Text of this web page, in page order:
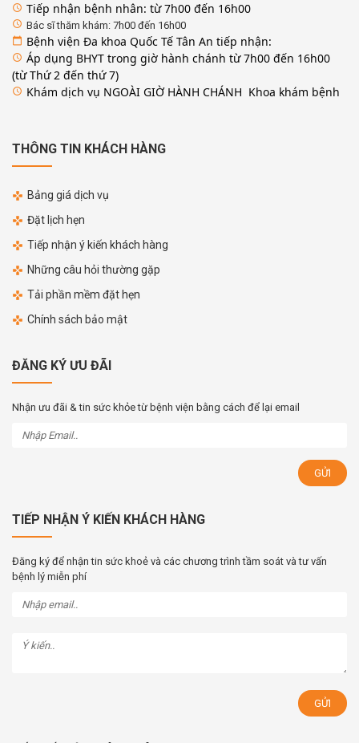
access_time Tiếp nhận bệnh nhân: từ 7h00 đến 16h00
access_time Bác sĩ thăm khám: 7h00 đến 16h00
calendar_today Bệnh viện Đa khoa Quốc Tế Tân An tiếp nhận:
access_time Áp dụng BHYT trong giờ hành chánh từ 7h00 đến 16h00
(từ Thứ 2 đến thứ 7)
access_time Khám dịch vụ NGOÀI GIỜ HÀNH CHÁNH Khoa khám bệnh
THÔNG TIN KHÁCH HÀNG
Bảng giá dịch vụ
Đặt lịch hẹn
Tiếp nhận ý kiến khách hàng
Những câu hỏi thường gặp
Tải phần mềm đặt hẹn
Chính sách bảo mật
ĐĂNG KÝ ƯU ĐÃI
Nhận ưu đãi & tin sức khỏe từ bệnh viện bằng cách để lại email
TIẾP NHẬN Ý KIẾN KHÁCH HÀNG
Đăng ký để nhận tin sức khoẻ và các chương trình tầm soát và tư vấn
bệnh lý miễn phí